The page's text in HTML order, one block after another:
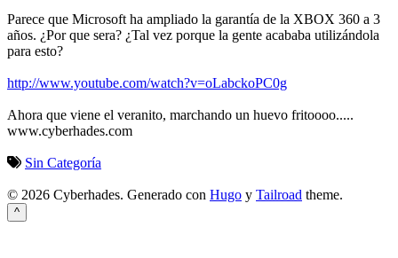
Parece que Microsoft ha ampliado la garantía de la XBOX 360 a 3
años. ¿Por que sera? ¿Tal vez porque la gente acababa utilizándola
para esto?
http://www.youtube.com/watch?v=oLabckoPC0g
Ahora que viene el veranito, marchando un huevo fritoooo.....
www.cyberhades.com
Sin Categoría
© 2026 Cyberhades. Generado con Hugo y Tailroad theme.
^